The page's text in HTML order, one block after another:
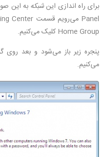
برای راه اندازی این شبکه
Home Group کلیک می‌کنیم.
می‌کنیم.